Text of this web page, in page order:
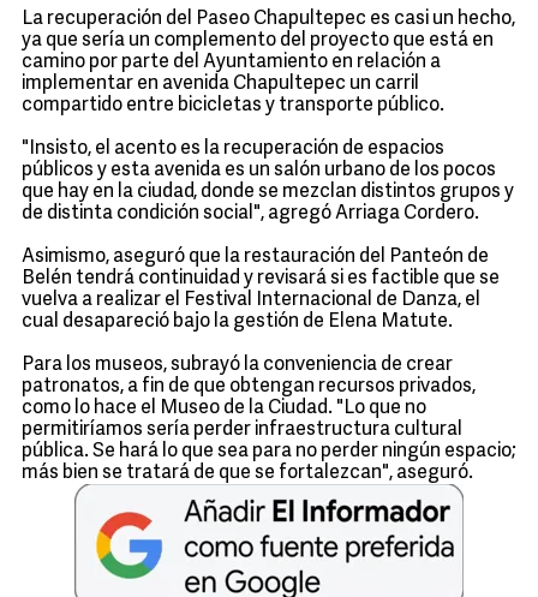
La recuperación del Paseo Chapultepec es casi un hecho,
ya que sería un complemento del proyecto que está en
camino por parte del Ayuntamiento en relación a
implementar en avenida Chapultepec un carril
compartido entre bicicletas y transporte público.
"Insisto, el acento es la recuperación de espacios
públicos y esta avenida es un salón urbano de los pocos
que hay en la ciudad, donde se mezclan distintos grupos y
de distinta condición social", agregó Arriaga Cordero.
Asimismo, aseguró que la restauración del Panteón de
Belén tendrá continuidad y revisará si es factible que se
vuelva a realizar el Festival Internacional de Danza, el
cual desapareció bajo la gestión de Elena Matute.
Para los museos, subrayó la conveniencia de crear
patronatos, a fin de que obtengan recursos privados,
como lo hace el Museo de la Ciudad. "Lo que no
permitiríamos sería perder infraestructura cultural
pública. Se hará lo que sea para no perder ningún espacio;
más bien se tratará de que se fortalezcan", aseguró.